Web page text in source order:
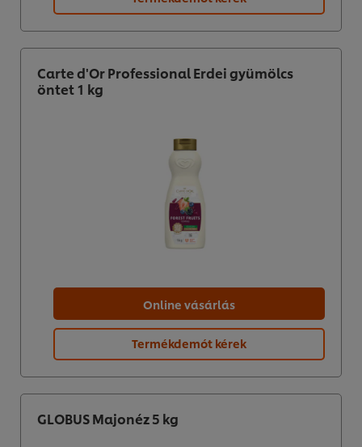
Carte d'Or Professional Erdei gyümölcs
öntet 1 kg
Online vásárlás
Termékdemót kérek
GLOBUS Majonéz 5 kg